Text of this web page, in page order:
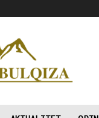
Gazeta
Bulqiza